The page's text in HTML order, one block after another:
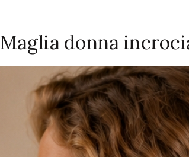
Maglia donna